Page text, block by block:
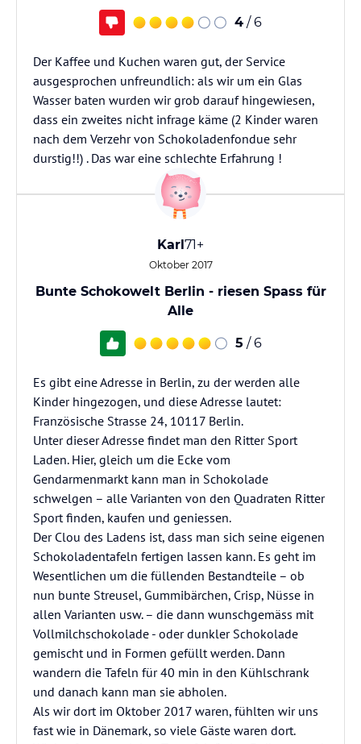
4 / 6
Der Kaffee und Kuchen waren gut, der Service
ausgesprochen unfreundlich: als wir um ein Glas
Wasser baten wurden wir grob darauf hingewiesen,
dass ein zweites nicht infrage käme (2 Kinder waren
nach dem Verzehr von Schokoladenfondue sehr
durstig!!) . Das war eine schlechte Erfahrung !
Karl71+
Oktober 2017
Bunte Schokowelt Berlin - riesen Spass für
Alle
5 / 6
Es gibt eine Adresse in Berlin, zu der werden alle
Kinder hingezogen, und diese Adresse lautet:
Französische Strasse 24, 10117 Berlin.
Unter dieser Adresse findet man den Ritter Sport
Laden. Hier, gleich um die Ecke vom
Gendarmenmarkt kann man in Schokolade
schwelgen – alle Varianten von den Quadraten Ritter
Sport finden, kaufen und geniessen.
Der Clou des Ladens ist, dass man sich seine eigenen
Schokoladentafeln fertigen lassen kann. Es geht im
Wesentlichen um die füllenden Bestandteile – ob
nun bunte Streusel, Gummibärchen, Crisp, Nüsse in
allen Varianten usw. – die dann wunschgemäss mit
Vollmilchschokolade - oder dunkler Schokolade
gemischt und in Formen gefüllt werden. Dann
wandern die Tafeln für 40 min in den Kühlschrank
und danach kann man sie abholen.
Als wir dort im Oktober 2017 waren, fühlten wir uns
fast wie in Dänemark, so viele Gäste waren dort.